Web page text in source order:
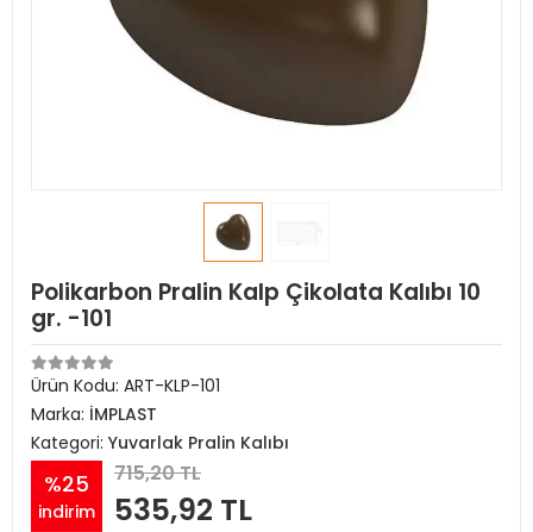
Polikarbon Pralin Kalp Çikolata Kalıbı 10
gr. -101
Ürün Kodu: ART-KLP-101
Marka: İMPLAST
Kategori: Yuvarlak Pralin Kalıbı
%25
indirim
715,20 TL
535,92 TL